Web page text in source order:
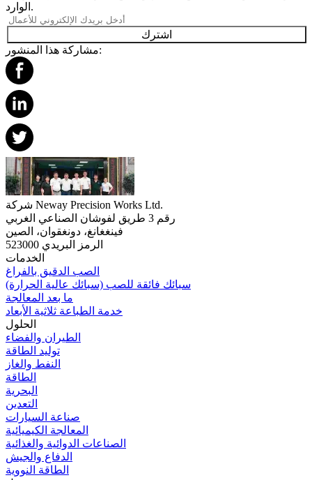
الوارد.
اشترك
مشاركة هذا المنشور:
شركة Neway Precision Works Ltd.
رقم 3 طريق لفوشان الصناعي الغربي
فينغغانغ، دونغقوان، الصين
الرمز البريدي 523000
الخدمات
الصب الدقيق بالفراغ
سبائك فائقة للصب (سبائك عالية الحرارة)
ما بعد المعالجة
خدمة الطباعة ثلاثية الأبعاد
الحلول
الطيران والفضاء
توليد الطاقة
النفط والغاز
الطاقة
البحرية
التعدين
صناعة السيارات
المعالجة الكيميائية
الصناعات الدوائية والغذائية
الدفاع والجيش
الطاقة النووية